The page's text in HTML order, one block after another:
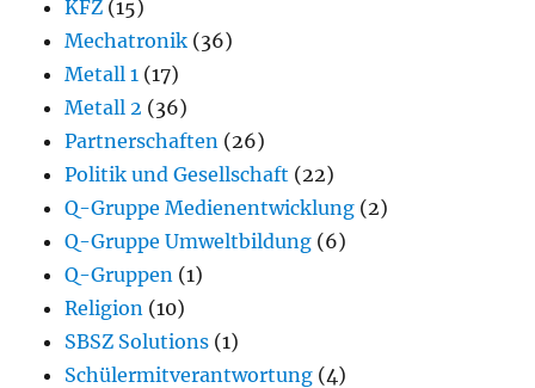
KFZ (15)
Mechatronik (36)
Metall 1 (17)
Metall 2 (36)
Partnerschaften (26)
Politik und Gesellschaft (22)
Q-Gruppe Medienentwicklung (2)
Q-Gruppe Umweltbildung (6)
Q-Gruppen (1)
Religion (10)
SBSZ Solutions (1)
Schülermitverantwortung (4)